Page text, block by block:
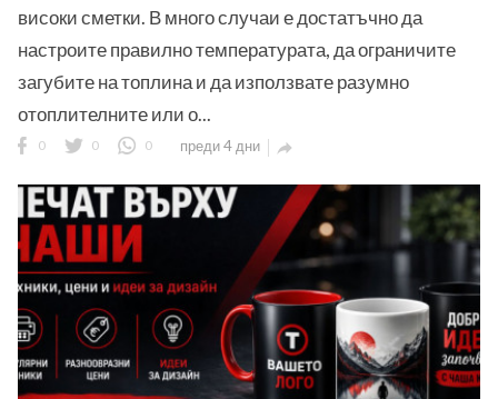
високи сметки. В много случаи е достатъчно да
настроите правилно температурата, да ограничите
загубите на топлина и да използвате разумно
отоплителните или о...
0 0 0 преди 4 дни 